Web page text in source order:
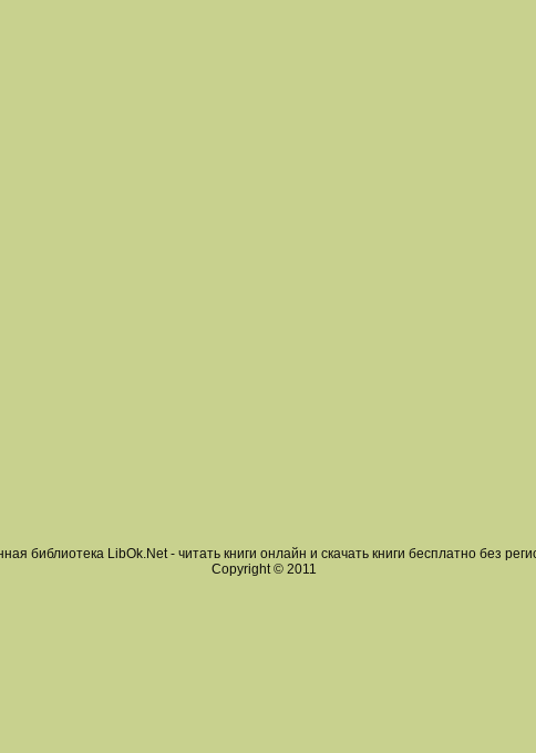
библиотека LibOk.Net - читать книги онлайн и скачать книги бесплатно без
Copyright © 2011